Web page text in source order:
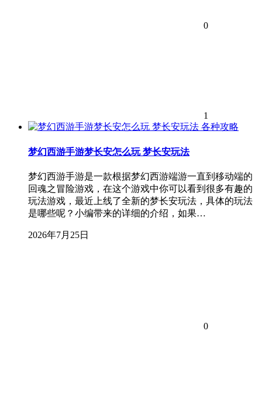
0
1
各种攻略
梦幻西游手游梦长安怎么玩 梦长安玩法
梦幻西游手游是一款根据梦幻西游端游一直到移动端的
回魂之冒险游戏，在这个游戏中你可以看到很多有趣的
玩法游戏，最近上线了全新的梦长安玩法，具体的玩法
是哪些呢？小编带来的详细的介绍，如果…
2026年7月25日
0